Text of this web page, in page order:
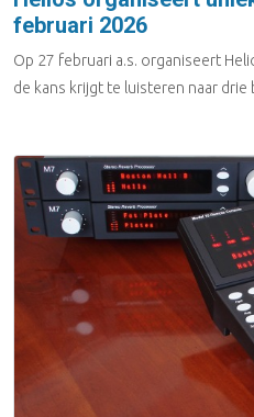
februari 2026
Op 27 februari a.s. organiseert
de kans krijgt te luisteren naar